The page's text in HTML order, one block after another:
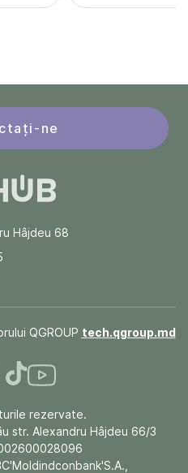
ne
Hâjdeu 68
QGROUP tech.qgroup.md
rezervate.
str. Alexandru Hâjdeu 66/3